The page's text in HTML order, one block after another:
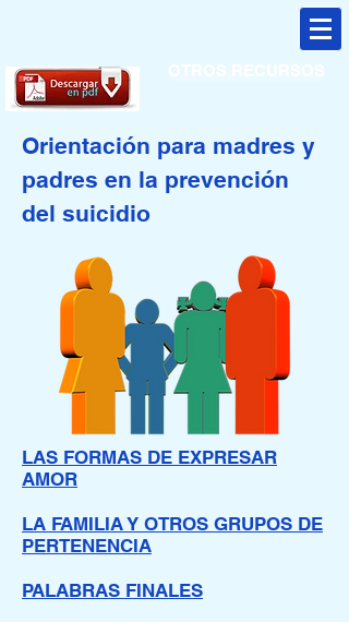
Orientación para madres y
padres en la prevención
del suicidio
LAS FORMAS DE EXPRESAR
AMOR
LA FAMILIA Y OTROS GRUPOS DE
PERTENENCIA
PALABRAS FINALES